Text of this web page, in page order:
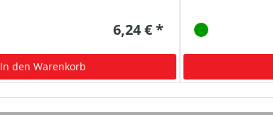
6,24 € *
In den Warenkorb